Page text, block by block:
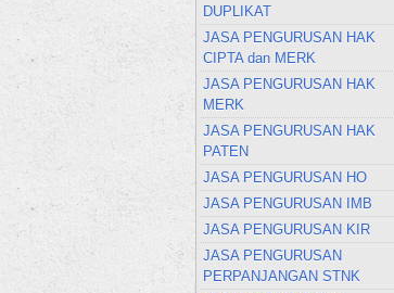
DUPLIKAT
JASA PENGURUSAN HAK
CIPTA dan MERK
JASA PENGURUSAN HAK
MERK
JASA PENGURUSAN HAK
PATEN
JASA PENGURUSAN HO
JASA PENGURUSAN IMB
JASA PENGURUSAN KIR
JASA PENGURUSAN
PERPANJANGAN STNK